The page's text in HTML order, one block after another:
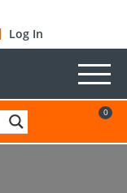
Log In
0